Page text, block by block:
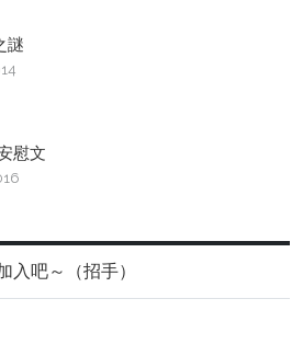
謎
慰文
入吧～（招手）